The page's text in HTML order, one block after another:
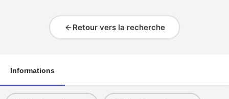
Retour vers la recherche
Informations